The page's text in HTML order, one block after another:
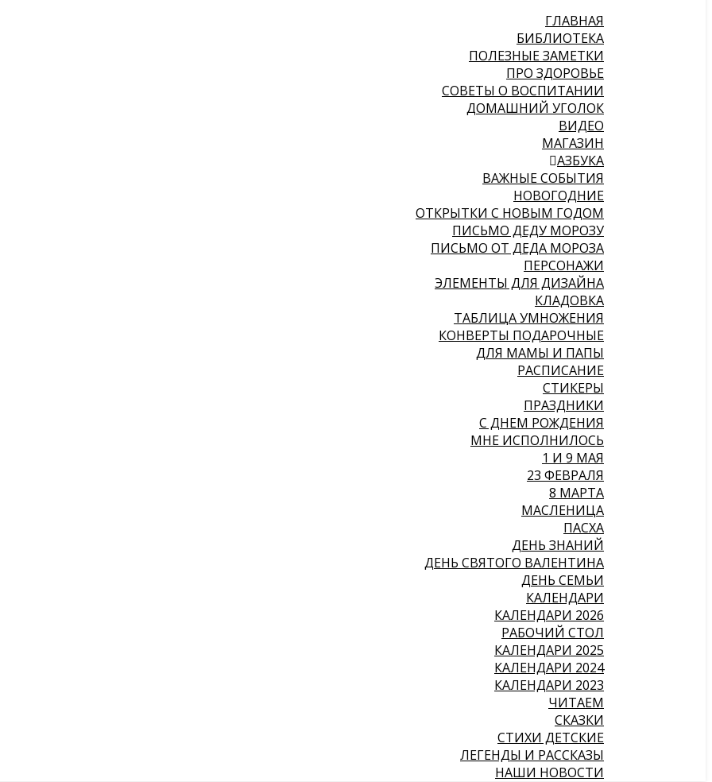
ГЛАВНАЯ
БИБЛИОТЕКА
ПОЛЕЗНЫЕ ЗАМЕТКИ
ПРО ЗДОРОВЬЕ
СОВЕТЫ О ВОСПИТАНИИ
ДОМАШНИЙ УГОЛОК
ВИДЕО
МАГАЗИН
АЗБУКА
ВАЖНЫЕ СОБЫТИЯ
НОВОГОДНИЕ
ОТКРЫТКИ С НОВЫМ ГОДОМ
ПИСЬМО ДЕДУ МОРОЗУ
ПИСЬМО ОТ ДЕДА МОРОЗА
ПЕРСОНАЖИ
ЭЛЕМЕНТЫ ДЛЯ ДИЗАЙНА
КЛАДОВКА
ТАБЛИЦА УМНОЖЕНИЯ
КОНВЕРТЫ ПОДАРОЧНЫЕ
ДЛЯ МАМЫ И ПАПЫ
РАСПИСАНИЕ
СТИКЕРЫ
ПРАЗДНИКИ
С ДНЕМ РОЖДЕНИЯ
МНЕ ИСПОЛНИЛОСЬ
1 И 9 МАЯ
23 ФЕВРАЛЯ
8 МАРТА
МАСЛЕНИЦА
ПАСХА
ДЕНЬ ЗНАНИЙ
ДЕНЬ СВЯТОГО ВАЛЕНТИНА
ДЕНЬ СЕМЬИ
КАЛЕНДАРИ
КАЛЕНДАРИ 2026
РАБОЧИЙ СТОЛ
КАЛЕНДАРИ 2025
КАЛЕНДАРИ 2024
КАЛЕНДАРИ 2023
ЧИТАЕМ
СКАЗКИ
СТИХИ ДЕТСКИЕ
ЛЕГЕНДЫ И РАССКАЗЫ
НАШИ НОВОСТИ